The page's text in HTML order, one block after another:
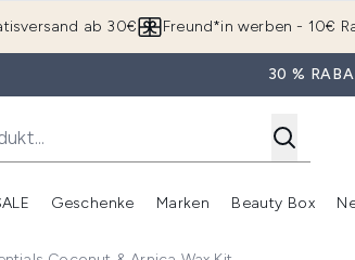
ab 30€ Freund*in werben - 10€
30 %
Untermenü Anmelden (Sommer Shop)
Untermenü Anmelden (SALE)
Geschenke
Untermenü
Marken Beauty Box